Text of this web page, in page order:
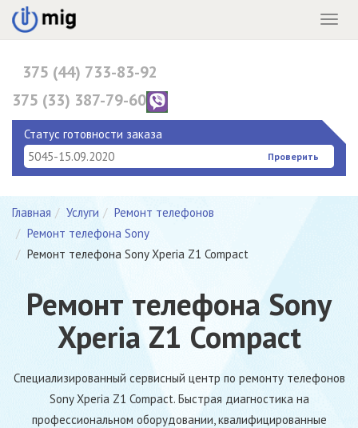
Menu
375 (44) 733-83-92
375 (33) 387-79-60
375 (17) 396-10-82
Статус готовности заказа
Проверить
Главная Услуги
Ремонт телефонов
Ремонт телефона Sony
Ремонт телефона Sony Xperia Z1 Compact
Ремонт телефона Sony
Xperia Z1 Compact
Специализированный сервисный центр по ремонту телефонов
Sony Xperia Z1 Compact. Быстрая диагностика на
профессиональном оборудовании, квалифицированные